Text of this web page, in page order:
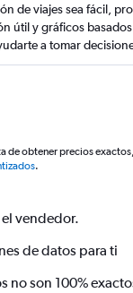
de viajes sea fácil,
útil y gráficos
a tomar
de obtener precios
.
vendedor.
de datos para ti
no son 100%